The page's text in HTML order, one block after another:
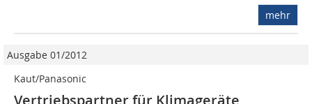
mehr
Ausgabe 01/2012
Kaut/Panasonic